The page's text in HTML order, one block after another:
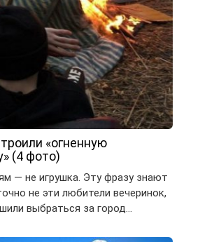
«огненную
(4 фото)
— не игрушка. Эту фразу знают
не эти любители вечеринок,
выбраться за город…